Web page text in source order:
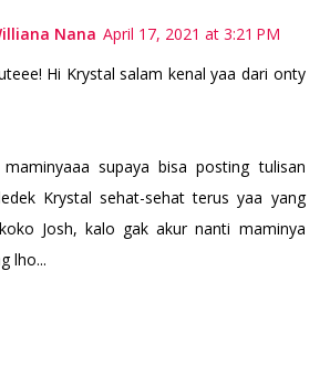
Nana April 17, 2021 at 3:21 PM
Hi Krystal salam kenal yaa dari onty
supaya bisa posting tulisan
Krystal sehat-sehat terus yaa yang
Josh, kalo gak akur nanti maminya
lho...